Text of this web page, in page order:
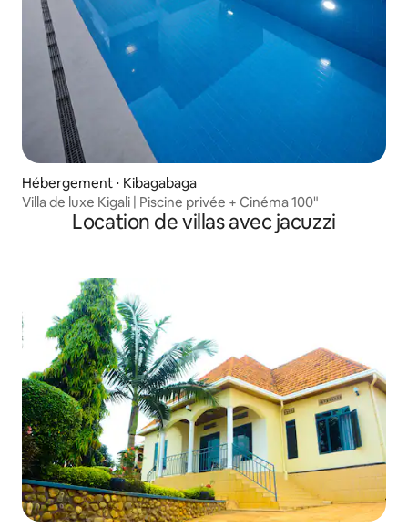
Hébergement ⋅ Kibagabaga
Villa de luxe Kigali | Piscine privée + Cinéma 100"
Location de villas avec jacuzzi